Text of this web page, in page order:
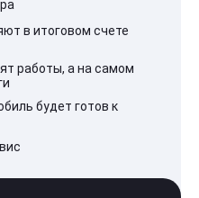
в итоговом счете
работы, а на самом
будет готов к